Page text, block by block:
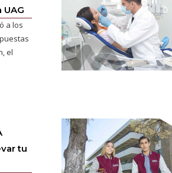
a los
el
tu